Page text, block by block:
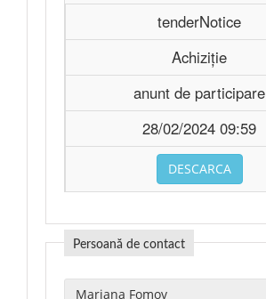
tenderNotice
Achiziție
anunt de participare
28/02/2024 09:59
DESCARCA
Persoană de contact